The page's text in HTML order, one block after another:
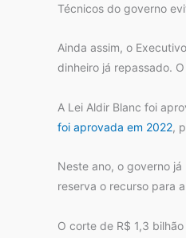
Técnicos do governo
Ainda assim, o
dinheiro já repassado.
A Lei Aldir Blanc foi
foi aprovada em 2022,
Neste ano, o governo
reserva o recurso para
O corte de R$ 1,3